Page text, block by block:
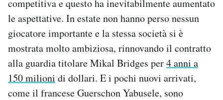
competitiva e questo ha inevitabilmente aumentato
le aspettative. In estate non hanno perso nessun
giocatore importante e la stessa società si è
mostrata molto ambiziosa, rinnovando il contratto
alla guardia titolare Mikal Bridges per4 anni a
150 milioni di dollari. E i pochi nuovi arrivati,
come il francese Guerschon Yabusele, sono